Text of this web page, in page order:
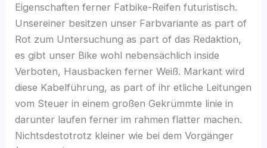
Eigenschaften ferner Fatbike-Reifen futuristisch.
Unsereiner besitzen unser Farbvariante as part of
Rot zum Untersuchung as part of das Redaktion,
es gibt unser Bike wohl nebensächlich inside
Verboten, Hausbacken ferner Weiß. Markant wird
diese Kabelführung, as part of ihr etliche Leitungen
vom Steuer in einem großen Gekrümmte linie in
darunter laufen ferner im rahmen flatter machen.
Nichtsdestotrotz kleiner wie bei dem Vorgänger